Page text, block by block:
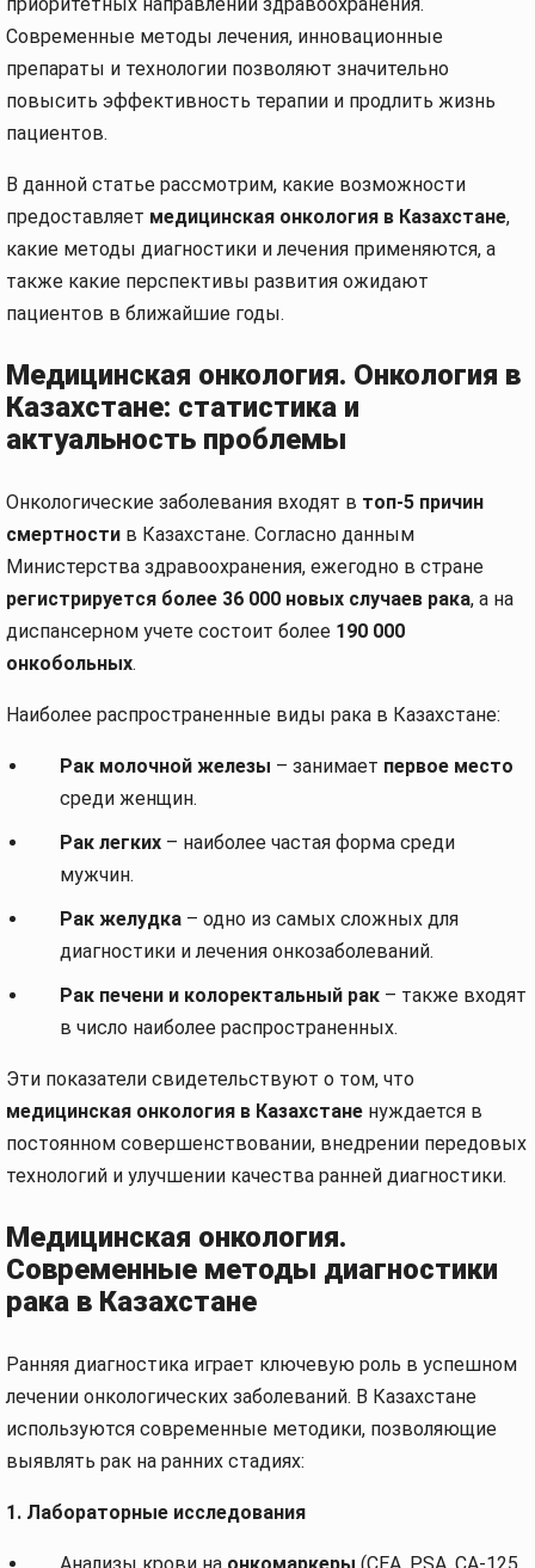
Современные методы лечения, инновационные
препараты и технологии позволяют значительно
повысить эффективность терапии и продлить жизнь
пациентов.
В данной статье рассмотрим, какие возможности
предоставляет медицинская онкология в Казахстане,
какие методы диагностики и лечения применяются, а
также какие перспективы развития ожидают
пациентов в ближайшие годы.
Медицинская онкология. Онкология в
Казахстане: статистика и
актуальность проблемы
Онкологические заболевания входят в топ-5 причин
смертности в Казахстане. Согласно данным
Министерства здравоохранения, ежегодно в стране
регистрируется более 36 000 новых случаев рака, а на
диспансерном учете состоит более 190 000
онкобольных.
Наиболее распространенные виды рака в Казахстане:
Рак молочной железы – занимает первое место
среди женщин.
Рак легких – наиболее частая форма среди
мужчин.
Рак желудка – одно из самых сложных для
диагностики и лечения онкозаболеваний.
Рак печени и колоректальный рак – также входят
в число наиболее распространенных.
Эти показатели свидетельствуют о том, что
медицинская онкология в Казахстане нуждается в
постоянном совершенствовании, внедрении передовых
технологий и улучшении качества ранней диагностики.
Медицинская онкология.
Современные методы диагностики
рака в Казахстане
Ранняя диагностика играет ключевую роль в успешном
лечении онкологических заболеваний. В Казахстане
используются современные методики, позволяющие
выявлять рак на ранних стадиях:
1. Лабораторные исследования